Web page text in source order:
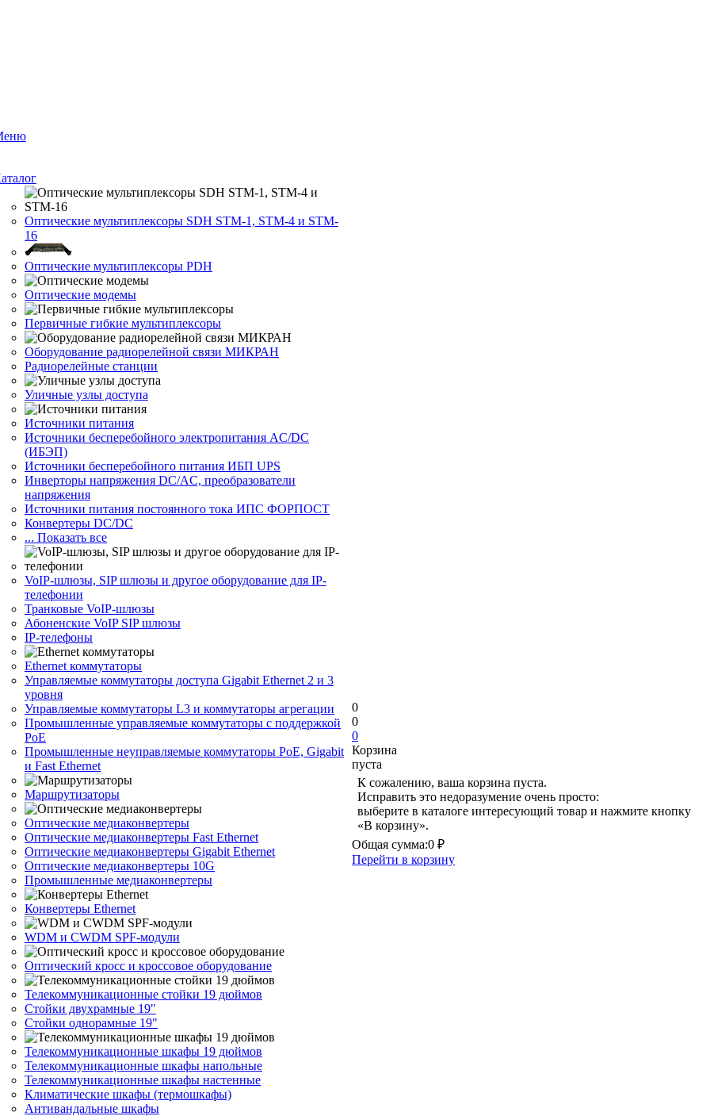
Оптические мультиплексоры SDH STM-1, STM-4 и STM-
16
Оптические мультиплексоры PDH
Оптические модемы
Первичные гибкие мультиплексоры
Оборудование радиорелейной связи МИКРАН
Радиорелейные станции
Уличные узлы доступа
Источники питания
Источники бесперебойного электропитания AC/DC
(ИБЭП)
Источники бесперебойного питания ИБП UPS
Инверторы напряжения DC/AC, преобразователи
напряжения
Источники питания постоянного тока ИПС ФОРПОСТ
Конвертеры DC/DC
... Показать все
VoIP-шлюзы, SIP шлюзы и другое оборудование для IP-
телефонии
Транковые VoIP-шлюзы
Абоненские VoIP SIP шлюзы
IP-телефоны
Ethernet коммутаторы
Управляемые коммутаторы доступа Gigabit Ethernet 2 и 3
уровня
Управляемые коммутаторы L3 и коммутаторы агрегации
Промышленные управляемые коммутаторы с поддержкой
PoE
Промышленные неуправляемые коммутаторы PoE, Gigabit
и Fast Ethernet
Маршрутизаторы
Оптические медиаконвертеры
Оптические медиаконвертеры Fast Ethernet
Оптические медиаконвертеры Gigabit Ethernet
Оптические медиаконвертеры 10G
Промышленные медиаконвертеры
Конвертеры Ethernet
WDM и CWDM SPF-модули
Оптический кросс и кроссовое оборудование
Телекоммуникационные стойки 19 дюймов
Стойки двухрамные 19"
Стойки однорамные 19"
Телекоммуникационные шкафы 19 дюймов
Телекоммуникационные шкафы напольные
Телекоммуникационные шкафы настенные
Климатические шкафы (термошкафы)
Антивандальные шкафы
0
0
0
Корзина
пуста
К сожалению, ваша корзина пуста.
Исправить это недоразумение очень просто:
выберите в каталоге интересующий товар и нажмите кнопку
«В корзину».
Общая сумма:0 ₽
Перейти в корзину